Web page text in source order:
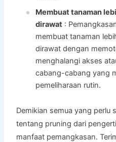
Membuat tanaman
dirawat :
membuat tanaman
dirawat dengan
menghalangi akses
cabang-cabang yang
pemeliharaan rutin.
Demikian semua yang perlu
tentang pruning dari
manfaat pemangkasan.